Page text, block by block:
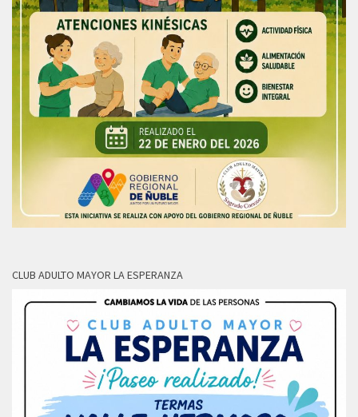
CLUB ADULTO MAYOR LA ESPERANZA